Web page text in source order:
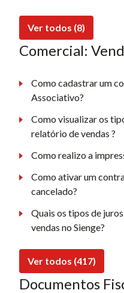
Ver todos (8)
Comercial:
Como cadastrar um
Associativo?
Como visualizar os
relatório de vendas ?
Como realizo a
Como ativar um
cancelado?
Quais os tipos de
vendas no Sienge?
Ver todos (417)
Documentos